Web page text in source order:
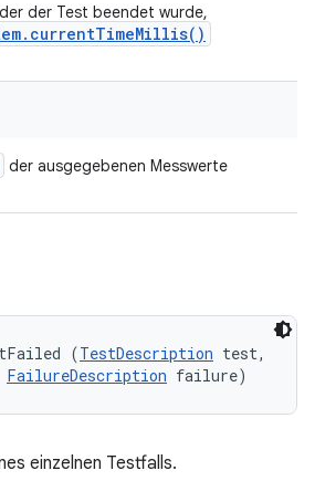
der Test beendet wurde,
. currentTimeMillis( )
der ausgegebenen Messwerte
(TestDescription test,
FailureDescription failure)
einzelnen Testfalls.